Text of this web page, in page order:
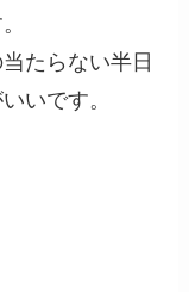
たらない半日
いです。